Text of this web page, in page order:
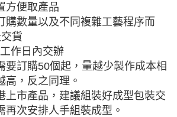
方便取產品
購數量以及不同複雜工藝程序而
貨
作日內交辦
要訂購50個起，量越少製作成本相
高，反之同理。
上市產品，建議組裝好成型包裝交
再次安排人手組裝成型。